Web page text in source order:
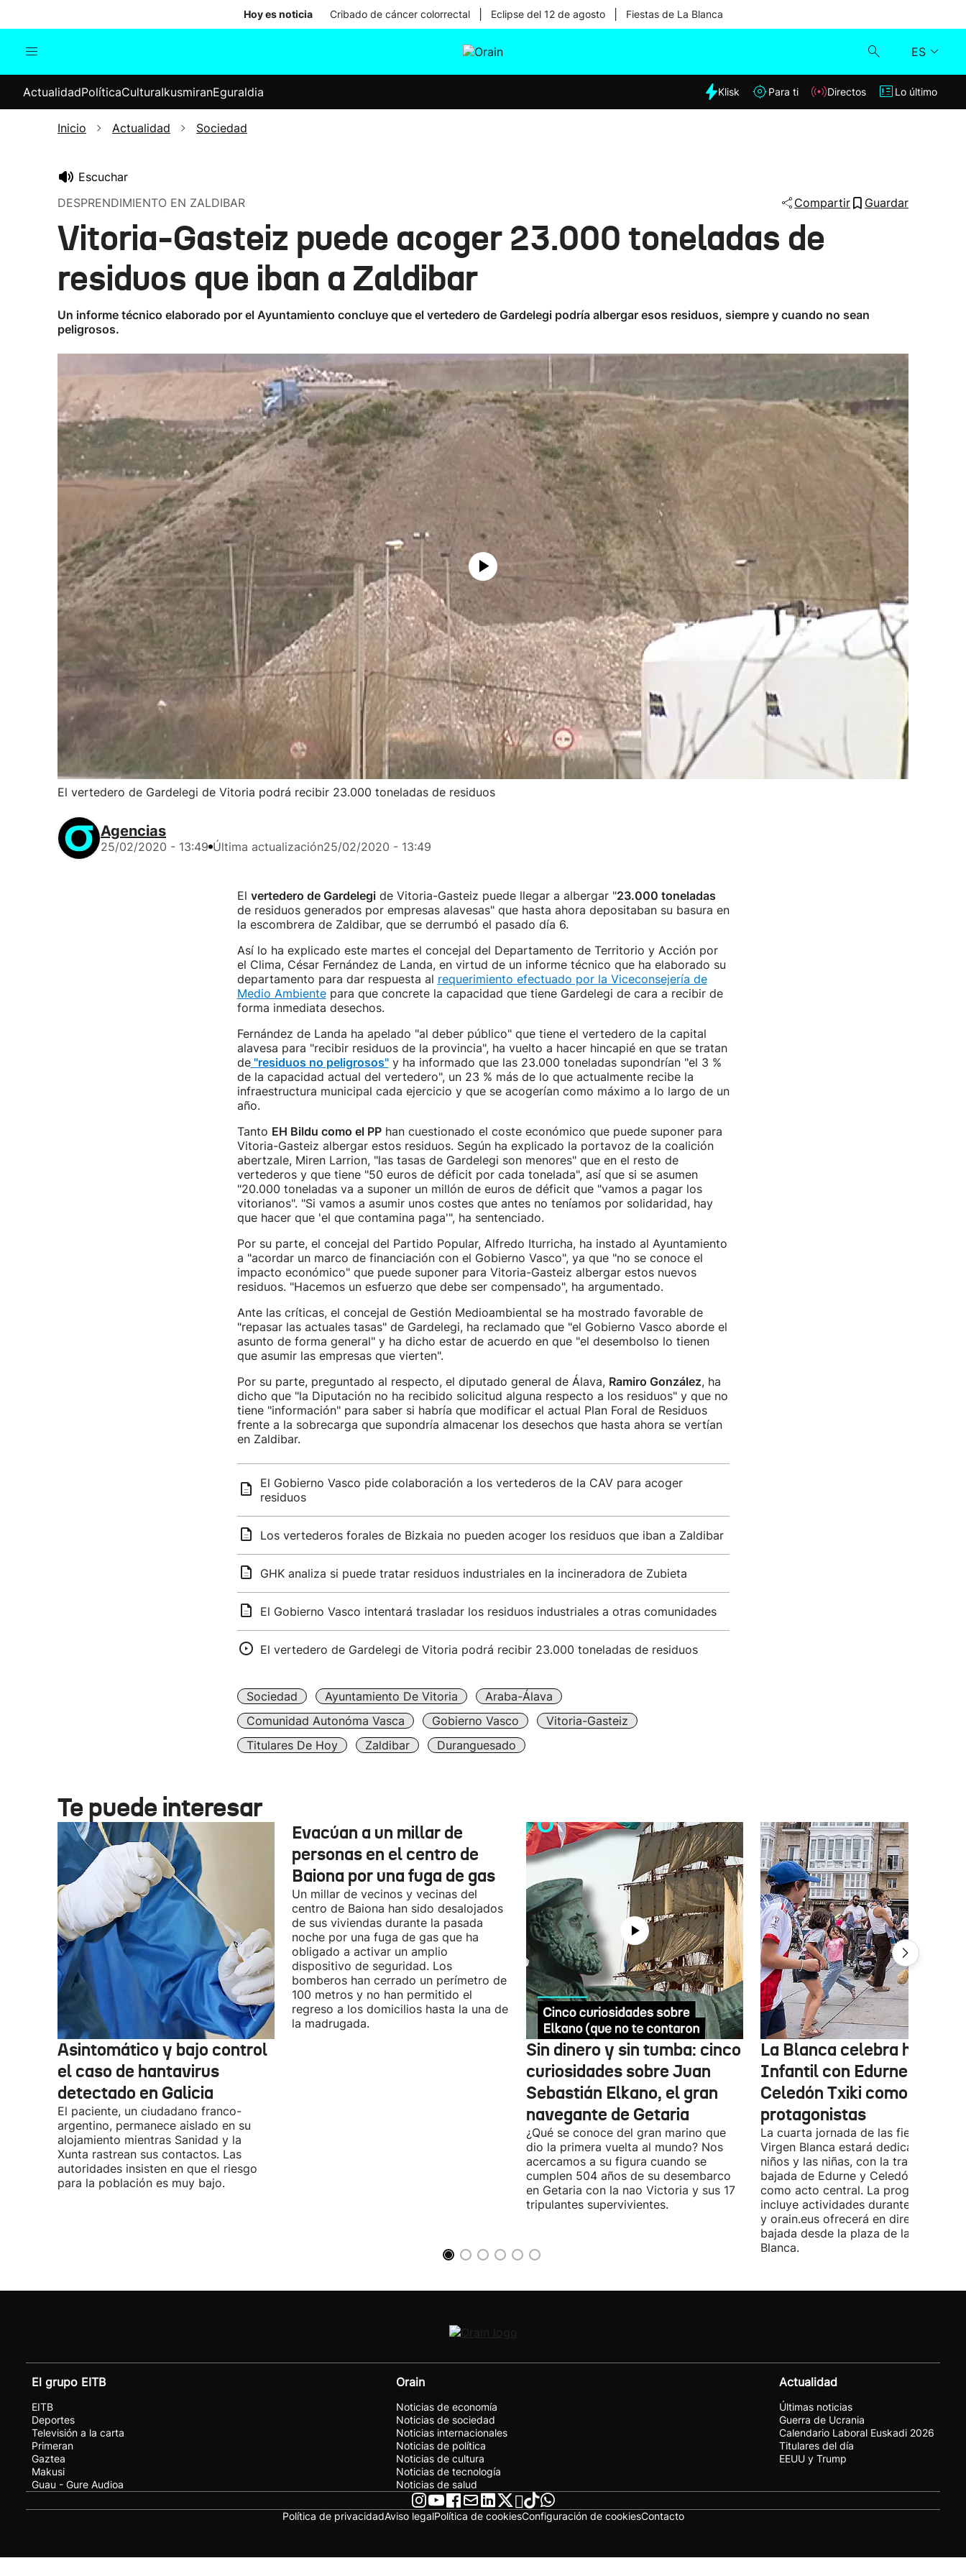
Hoy es noticia Cribado de cáncer colorrectal Eclipse del 12 de agosto Fiestas de La Blanca
ES
Internacional
Elecciones
Klisk
ActualidadPolíticaCulturaIkusmiranEguraldia Klisk Para ti Directos Lo último
Inicio Actualidad Sociedad
Escuchar
DESPRENDIMIENTO EN ZALDIBAR
Compartir Guardar
Vitoria-Gasteiz puede acoger 23.000 toneladas de
residuos que iban a Zaldibar
Un informe técnico elaborado por el Ayuntamiento concluye que el vertedero de Gardelegi podría albergar esos residuos, siempre y cuando no sean
peligrosos.
El vertedero de Gardelegi de Vitoria podrá recibir 23.000 toneladas de residuos
Agencias
25/02/2020 - 13:49 Última actualización25/02/2020 - 13:49
El vertedero de Gardelegide Vitoria-Gasteiz puede llegar a albergar "23.000 toneladas
de residuos generados por empresas alavesas" que hasta ahora depositaban su basura en
la escombrera de Zaldibar, que se derrumbó el pasado día 6.
Así lo ha explicado este martes el concejal del Departamento de Territorio y Acción por
el Clima, César Fernández de Landa, en virtud de un informe técnico que ha elaborado su
departamento para dar respuesta al requerimiento efectuado por la Viceconsejería de
Medio Ambientepara que concrete la capacidad que tiene Gardelegi de cara a recibir de
forma inmediata desechos.
Fernández de Landa ha apelado "al deber público" que tiene el vertedero de la capital
alavesa para "recibir residuos de la provincia", ha vuelto a hacer hincapié en que se tratan
de"residuos no peligrosos"y ha informado que las 23.000 toneladas supondrían "el 3 %
de la capacidad actual del vertedero", un 23 % más de lo que actualmente recibe la
infraestructura municipal cada ejercicio y que se acogerían como máximo a lo largo de un
año.
Tanto EH Bildu como el PPhan cuestionado el coste económico que puede suponer para
Vitoria-Gasteiz albergar estos residuos. Según ha explicado la portavoz de la coalición
abertzale, Miren Larrion, "las tasas de Gardelegi son menores" que en el resto de
vertederos y que tiene "50 euros de déficit por cada tonelada", así que si se asumen
"20.000 toneladas va a suponer un millón de euros de déficit que "vamos a pagar los
vitorianos". "Si vamos a asumir unos costes que antes no teníamos por solidaridad, hay
que hacer que 'el que contamina paga'", ha sentenciado.
Por su parte, el concejal del Partido Popular, Alfredo Iturricha, ha instado al Ayuntamiento
a "acordar un marco de financiación con el Gobierno Vasco", ya que "no se conoce el
impacto económico" que puede suponer para Vitoria-Gasteiz albergar estos nuevos
residuos. "Hacemos un esfuerzo que debe ser compensado", ha argumentado.
Ante las críticas, el concejal de Gestión Medioambiental se ha mostrado favorable de
"repasar las actuales tasas" de Gardelegi, ha reclamado que "el Gobierno Vasco aborde el
asunto de forma general" y ha dicho estar de acuerdo en que "el desembolso lo tienen
que asumir las empresas que vierten".
Por su parte, preguntado al respecto, el diputado general de Álava, Ramiro González, ha
dicho que "la Diputación no ha recibido solicitud alguna respecto a los residuos" y que no
tiene "información" para saber si habría que modificar el actual Plan Foral de Residuos
frente a la sobrecarga que supondría almacenar los desechos que hasta ahora se vertían
en Zaldibar.
El Gobierno Vasco pide colaboración a los vertederos de la CAV para acoger
residuos
Los vertederos forales de Bizkaia no pueden acoger los residuos que iban a Zaldibar
GHK analiza si puede tratar residuos industriales en la incineradora de Zubieta
El Gobierno Vasco intentará trasladar los residuos industriales a otras comunidades
El vertedero de Gardelegi de Vitoria podrá recibir 23.000 toneladas de residuos
Sociedad Ayuntamiento De Vitoria
Araba-Álava
Comunidad Autonóma Vasca
Gobierno Vasco
Vitoria-Gasteiz
Titulares De Hoy
Zaldibar Duranguesado
Te puede interesar
Asintomático y bajo control
el caso de hantavirus
detectado en Galicia
El paciente, un ciudadano franco-
argentino, permanece aislado en su
alojamiento mientras Sanidad y la
Xunta rastrean sus contactos. Las
autoridades insisten en que el riesgo
para la población es muy bajo.
Evacúan a un millar de
personas en el centro de
Baiona por una fuga de gas
Un millar de vecinos y vecinas del
centro de Baiona han sido desalojados
de sus viviendas durante la pasada
noche por una fuga de gas que ha
obligado a activar un amplio
dispositivo de seguridad. Los
bomberos han cerrado un perímetro de
100 metros y no han permitido el
regreso a los domicilios hasta la una de
la madrugada.
Sin dinero y sin tumba: cinco
curiosidades sobre Juan
Sebastián Elkano, el gran
navegante de Getaria
¿Qué se conoce del gran marino que
dio la primera vuelta al mundo? Nos
acercamos a su figura cuando se
cumplen 504 años de su desembarco
en Getaria con la nao Victoria y sus 17
tripulantes supervivientes.
La Blanca celebra hoy el
Infantil con Edurne y
Celedón Txiki como
protagonistas
La cuarta jornada de las fiestas de la
Virgen Blanca estará dedicada a los
niños y las niñas, con la tradicional
bajada de Edurne y Celedón Txiki
como acto central. La programación
incluye actividades durante todo el
y orain.eus ofrecerá en directo la
bajada desde la plaza de la Virgen
Blanca.
El grupo EITB
EITB
Deportes
Televisión a la carta
Primeran
Gaztea
Makusi
Guau - Gure Audioa
Orain
Noticias de economía
Noticias de sociedad
Noticias internacionales
Noticias de política
Noticias de cultura
Noticias de tecnología
Noticias de salud
Actualidad
Últimas noticias
Guerra de Ucrania
Calendario Laboral Euskadi 2026
Titulares del día
EEUU y Trump
Política de privacidadAviso legalPolítica de cookiesConfiguración de cookiesContacto